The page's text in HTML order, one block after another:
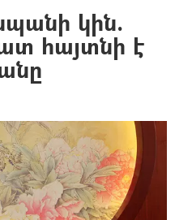
կին.
հայտնի է